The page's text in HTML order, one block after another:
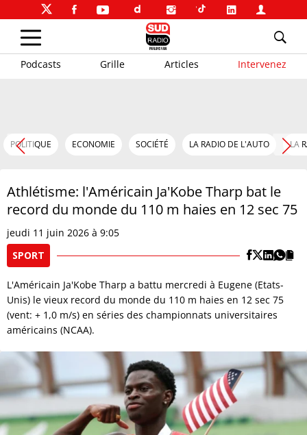
Podcasts Grille Articles Intervenez
POLITIQUE ECONOMIE SOCIÉTÉ LA RADIO DE L'AUTO LA
Athlétisme: l'Américain Ja'Kobe Tharp bat le
record du monde du 110 m haies en 12 sec 75
jeudi 11 juin 2026 à 9:05
SPORT
L'Américain Ja'Kobe Tharp a battu mercredi à Eugene (Etats-
Unis) le vieux record du monde du 110 m haies en 12 sec 75
(vent: + 1,0 m/s) en séries des championnats universitaires
américains (NCAA).